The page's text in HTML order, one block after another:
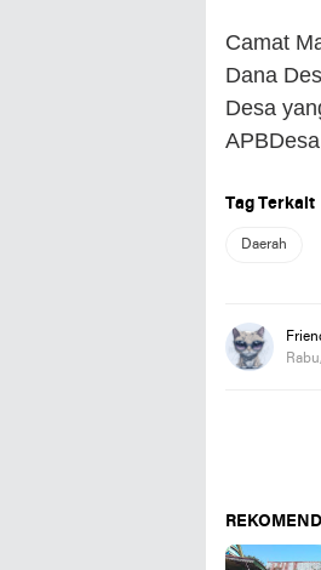
Camat
Dana
Desa
Tag Terkait
Daerah